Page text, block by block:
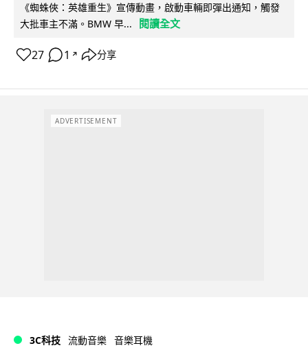
《蜘蛛俠：英雄重生》宣傳動畫，啟動車輛即彈出通知，觸發
大批車主不滿。BMW 早...
閱讀全文
27 1 ↗ 分享
ADVERTISEMENT
3C科技 流動音樂 音樂耳機